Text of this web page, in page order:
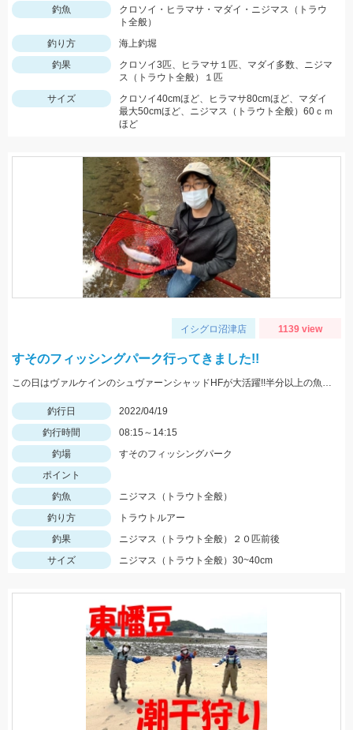
釣魚
クロソイ・ヒラマサ・マダイ・ニジマス（トラウ
ト全般）
釣り方
海上釣堀
釣果
クロソイ3匹、ヒラマサ１匹、マダイ多数、ニジマ
ス（トラウト全般）１匹
サイズ
クロソイ40cmほど、ヒラマサ80cmほど、マダイ
最大50cmほど、ニジマス（トラウト全般）60ｃｍ
ほど
イシグロ沼津店 1139 view
すそのフィッシングパーク行ってきました!!
この日はヴァルケインのシュヴァーンシャッドHFが大活躍!!半分以上の魚をこのルアーで釣りました。
釣行日
2022/04/19
釣行時間
08:15～14:15
釣場
すそのフィッシングパーク
ポイント
釣魚
ニジマス（トラウト全般）
釣り方
トラウトルアー
釣果
ニジマス（トラウト全般）２０匹前後
サイズ
ニジマス（トラウト全般）30~40cm